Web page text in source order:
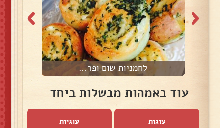
לחמניות שום ופר...
עוד באמהות מבשלות ביחד
עוגות עוגיות